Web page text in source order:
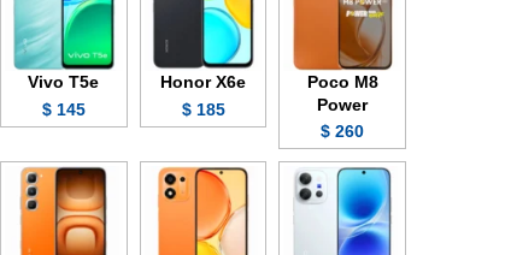
Poco M8
Power
260 $
Honor X6e
185 $
Vivo T5e
145 $